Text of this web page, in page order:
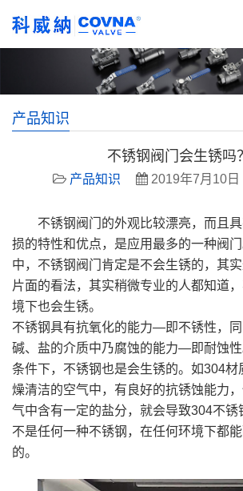
产品知识
不锈钢阀门会生锈吗？
产品知识 2019年7月10日
不锈钢阀门的外观比较漂亮，而且
损的特性和优点，是应用最多的一种阀
中，不锈钢阀门肯定是不会生锈的，其
片面的看法，其实稍微专业的人都知道
境下也会生锈。
不锈钢具有抗氧化的能力—即不锈性，同
碱、盐的介质中乃腐蚀的能力—即耐蚀
条件下，不锈钢也是会生锈的。如304材
燥清洁的空气中，有良好的抗锈蚀能力
气中含有一定的盐分，就会导致304不锈
不是任何一种不锈钢，在任何环境下都
的。